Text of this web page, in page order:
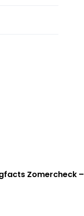
Zomercheck